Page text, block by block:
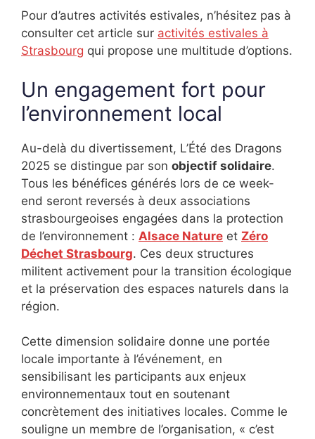
Pour d’autres activités estivales, n’hésitez pas à
consulter cet article sur activités estivales à
Strasbourg qui propose une multitude d’options.
Un engagement fort pour
l’environnement local
Au-delà du divertissement, L’Été des Dragons
2025 se distingue par son objectif solidaire.
Tous les bénéfices générés lors de ce week-
end seront reversés à deux associations
strasbourgeoises engagées dans la protection
de l’environnement : Alsace Nature et Zéro
Déchet Strasbourg. Ces deux structures
militent activement pour la transition écologique
et la préservation des espaces naturels dans la
région.
Cette dimension solidaire donne une portée
locale importante à l’événement, en
sensibilisant les participants aux enjeux
environnementaux tout en soutenant
concrètement des initiatives locales. Comme le
souligne un membre de l’organisation, « c’est